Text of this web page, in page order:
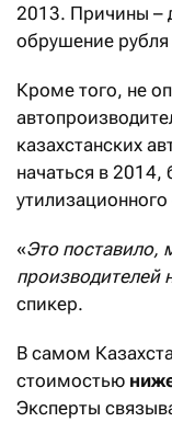
2013. Причины –
обрушение рубля
Кроме того, не
казахстанских
начаться в
«Это поставило,
спикер.
В самом
стоимостью
Эксперты